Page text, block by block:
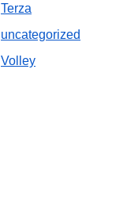
Terza
uncategorized
Volley